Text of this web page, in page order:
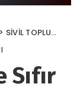
> SİVİL TOPLUM KURULUŞLARI
Sıfır